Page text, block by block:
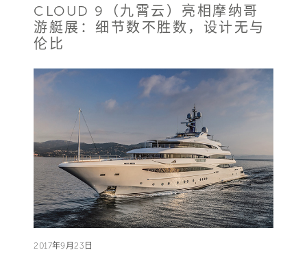
CLOUD 9（九霄云）亮相摩纳哥
游艇展：细节数不胜数，设计无与
伦比
2017年9月23日